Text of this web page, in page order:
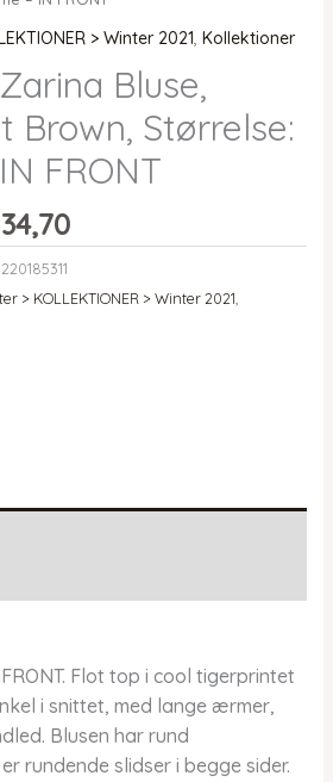
> Winter 2021, Kollektioner
Bluse,
Brown, Størrelse:
FRONT
Den
aktuelle
er:
> KOLLEKTIONER > Winter 2021
Flot top i cool tigerprintet
i snittet, med lange ærmer,
Blusen har rund
rundende slidser i begge sider.